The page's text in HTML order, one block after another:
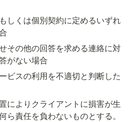
しくは個別契約に定めるいずれ
その他の回答を求める連絡に対
がない場合
ビスの利用を不適切と判断した
によりクライアントに損害が生
ら責任を負わないものとする。